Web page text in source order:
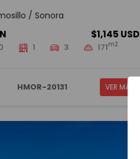
/ Sonora
$1,145 USD
1 3 171m2
HMOR-20131 VER MÁS